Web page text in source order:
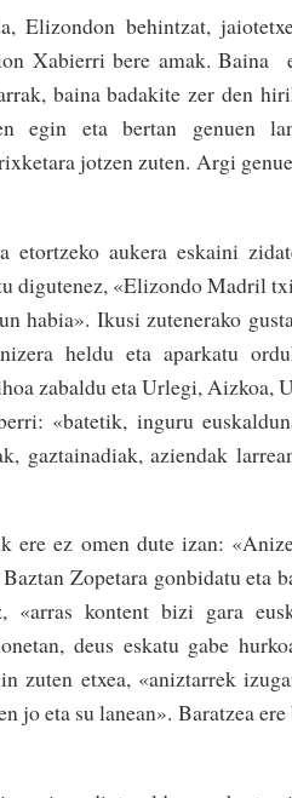
Eli­zondon behintzat,
Xabierri bere amak. Baina
baina badakite zer den
egin eta bertan genuen
jotzen zu­ten. Argi
etortzeko aukera eskaini
digutenez, «Elizondo Madril
habia». Ikusi zutenerako
heldu eta aparka­tu
zabaldu eta Urlegi, Aizkoa,
«batetik, inguru
gaztainadiak, aziendak
ere ez omen dute izan:
Zopetara gonbidatu eta
«arras­ kontent bizi gara
deus eskatu gabe
zuten etxea, «aniz­tarrek
eta su lanean». Bara­tzea ere